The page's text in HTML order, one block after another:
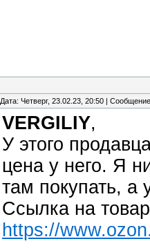
Дата: Четверг, 23.02.23, 20:50 |
VERGILIY,
У этого
цена у него. Я
там покупать, а
Ссылка на товар
https://